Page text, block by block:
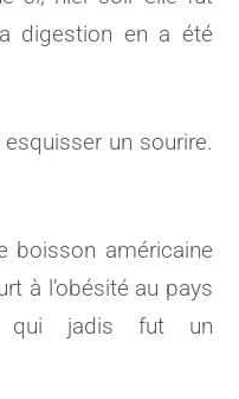
digestion en a été
un sourire.
boisson américaine
à l’obésité au pays
qui jadis fut un